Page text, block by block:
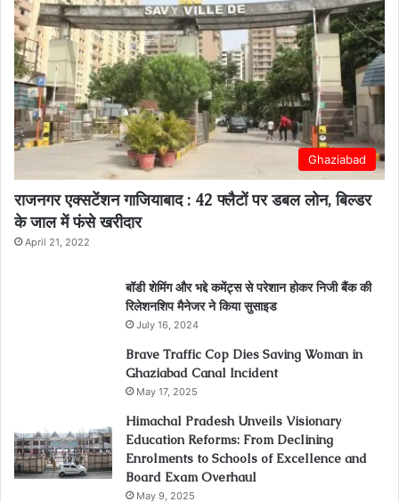
Ghaziabad
राजनगर एक्सटेंशन गाजियाबाद : 42 फ्लैटों पर डबल लोन, बिल्डर
के जाल में फंसे खरीदार
April 21, 2022
बॉडी शेमिंग और भद्दे कमेंट्स से परेशान होकर निजी बैंक की
रिलेशनशिप मैनेजर ने किया सुसाइड
July 16, 2024
Brave Traffic Cop Dies Saving Woman in
Ghaziabad Canal Incident
May 17, 2025
Himachal Pradesh Unveils Visionary
Education Reforms: From Declining
Enrolments to Schools of Excellence and
Board Exam Overhaul
May 9, 2025